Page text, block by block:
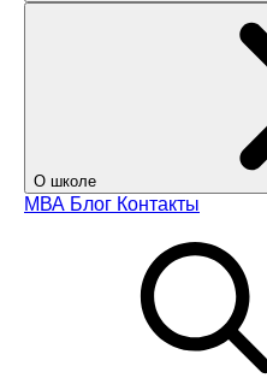
О школе
МВА Блог Контакты